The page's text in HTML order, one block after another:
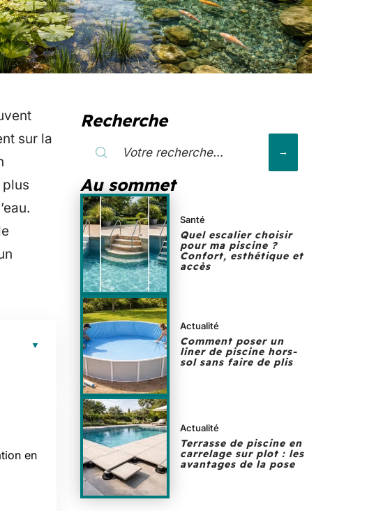
sur la
en
Recherche
Au sommet
Santé
Quel escalier choisir
pour ma piscine ?
Confort, esthétique et
accès
Actualité
Comment poser un
liner de piscine hors-
sol sans faire de plis
Actualité
Terrasse de piscine en
carrelage sur plot : les
avantages de la pose